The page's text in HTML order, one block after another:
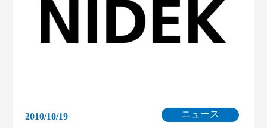
2010/10/19 ニュース